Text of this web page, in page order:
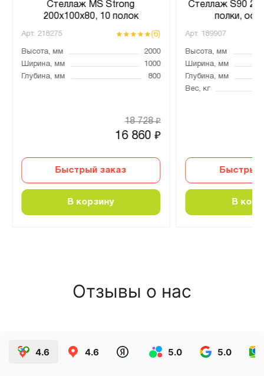
Стеллаж MS Strong
200х100х80, 10 полок
Арт. 218275 (6)
Высота, мм
2000
Ширина, мм
1000
Глубина, мм
800
16 860₽
18 728₽
Быстрый заказ
В корзину
Стеллаж S90
полки,
Арт. 189907
Высота, мм
Ширина, мм
Глубина, мм
Вес, кг
Быстрый
В
Отзывы о нас
4.6 4.6 5.0 5.0